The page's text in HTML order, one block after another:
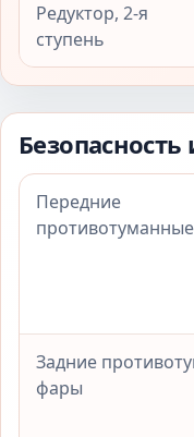
Редуктор, 2-я
ступень
Передние
Задние
фары